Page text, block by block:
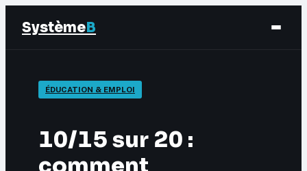
SystèmeB
FinanceÉDUCATION & EMPLOI
10/15 sur 20 :
comment